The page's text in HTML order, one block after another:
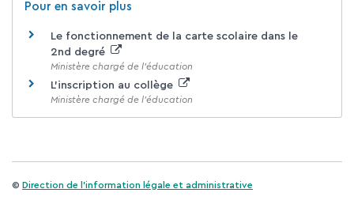
Pour en savoir plus
Le fonctionnement de la carte scolaire dans le
2nd degré
Ministère chargé de l'éducation
L'inscription au collège
Ministère chargé de l'éducation
© Direction de l'information légale et administrative